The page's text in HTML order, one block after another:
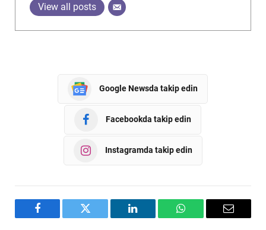
View all posts
Google Newsda takip edin
Facebookda takip edin
Instagramda takip edin
Facebook Twitter LinkedIn WhatsAppEmail